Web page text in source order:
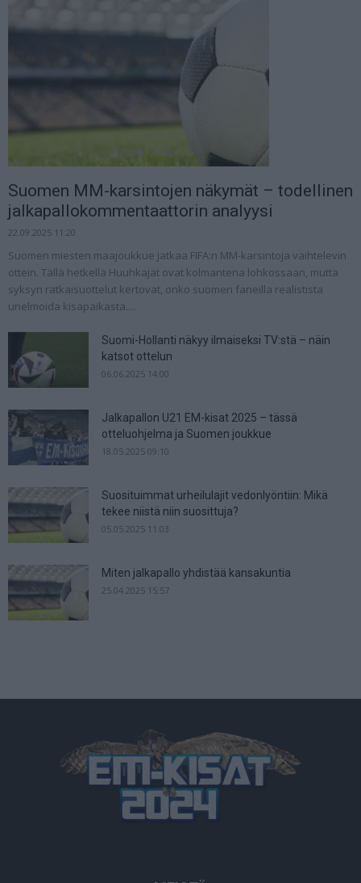
Suomen MM-karsintojen näkymät – todellinen
jalkapallokommentaattorin analyysi
22.09.2025 11:20
Suomen miesten maajoukkue jatkaa FIFA:n MM-karsintoja vaihtelevin
ottein. Tällä hetkellä Huuhkajat ovat kolmantena lohkossaan, mutta
syksyn ratkaisuottelut kertovat, onko suomen faneilla realistista
unelmoida kisapaikasta....
Suomi-Hollanti näkyy ilmaiseksi TV:stä – näin
katsot ottelun
06.06.2025 14:00
Jalkapallon U21 EM-kisat 2025 – tässä
otteluohjelma ja Suomen joukkue
18.05.2025 09:10
Suosituimmat urheilulajit vedonlyöntiin: Mikä
tekee niistä niin suosittuja?
05.05.2025 11:03
Miten jalkapallo yhdistää kansakuntia
25.04.2025 15:57